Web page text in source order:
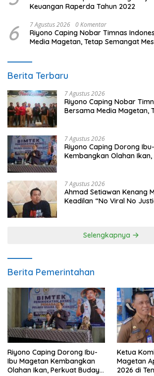
Keuangan Raperda Tahun 2022
6 7 Agustus 2026 0 Komentar
Riyono Caping Nobar Timnas
Media Magetan, Tetap Semangat
Berita Terbaru
7 Agustus 2026
Riyono Caping Nobar
Bersama Media Magetan,
7 Agustus 2026
Riyono Caping Dorong
Kembangkan Olahan
7 Agustus 2026
Ahmad Setiawan Kenang
Keadilan “No Viral No
Selengkapnya
Berita Pemerintahan
Riyono Caping Dorong Ibu-
Ibu Magetan Kembangkan
Olahan Ikan, Perkuat Budaya
Ketua
Magetan
2026 di